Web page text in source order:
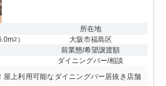
2 ）
所在地
大阪市福島区
前業態/希望譲渡額
ダイニングバー/相談
屋上利用可能なダイニングバー居抜き店舗